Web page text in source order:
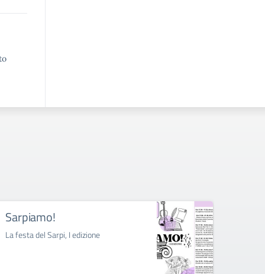
Sarpiamo!
La festa del Sarpi, I edizione